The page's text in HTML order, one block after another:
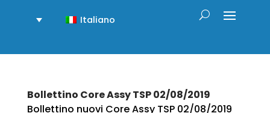
Italiano
Bollettino Core Assy TSP 02/08/2019
Bollettino nuovi Core Assy TSP 02/08/2019